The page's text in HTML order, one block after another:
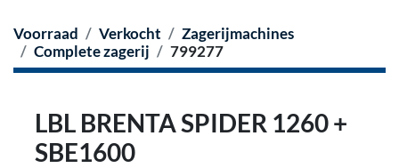
Voorraad Verkocht
Zagerijmachines
Complete zagerij
799277
LBL BRENTA SPIDER 1260 +
SBE1600